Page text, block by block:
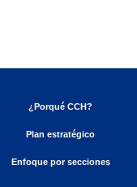
¿Porqué CCH?
Plan estratégico
Enfoque por secciones